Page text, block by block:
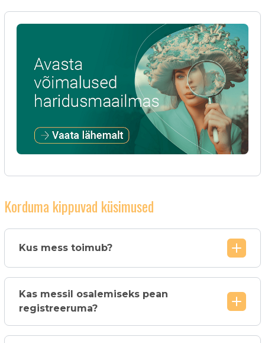
Korduma kippuvad küsimused
Kus mess toimub?
Kas messil osalemiseks pean
registreeruma?